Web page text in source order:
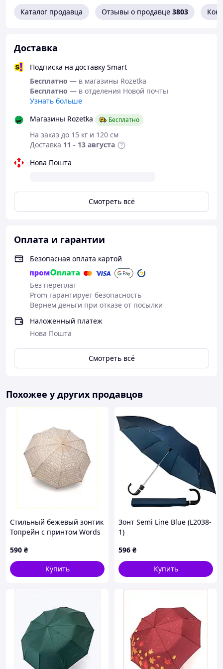
Каталог продавца Отзывы о продавце 3803
Доставка
Подписка на доставку Smart
Бесплатно — в магазины Rozetka
Бесплатно — в отделения Новой почты
Узнать больше
Магазины Rozetka
Бесплатно
На заказ до 15 кг и 120 см
Доставка 11 - 13 августа
Нова Пошта
Смотреть всё
Оплата и гарантии
Безопасная оплата картой
Без переплат
Prom гарантирует безопасность
Вернем деньги при отказе от посылки
Наложенный платеж
Нова Пошта
Смотреть всё
Похожее у других продавцов
Стильный бежевый зонтик
Топрейн с принтом Words
590 ₴
Купить
Зонт Semi Line Blue (L2038-
1)
596 ₴
Купить